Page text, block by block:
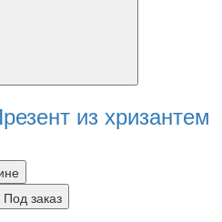
из хризантем
Под заказ